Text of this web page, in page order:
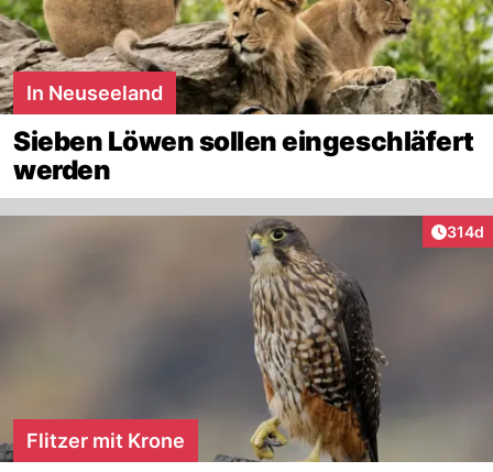
In Neuseeland
Sieben Löwen sollen eingeschläfert
werden
314d
Flitzer mit Krone